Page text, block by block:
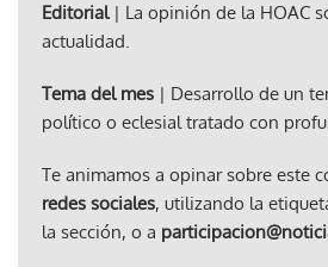
Editorial| La opinión de la HOAC
actualidad.
Tema del mes | Desarrollo de un
político o eclesial tratado con
Te animamos a opinar sobre este
redes sociales, utilizando la
la sección, o a